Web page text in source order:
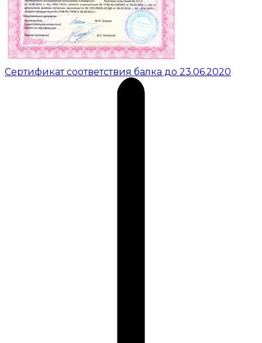
Сертификат соответствия балка до 23.06.2020